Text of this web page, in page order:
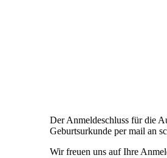
Der Anmeldeschluss für die
Geburtsurkunde per mail an
Wir freuen uns auf Ihre